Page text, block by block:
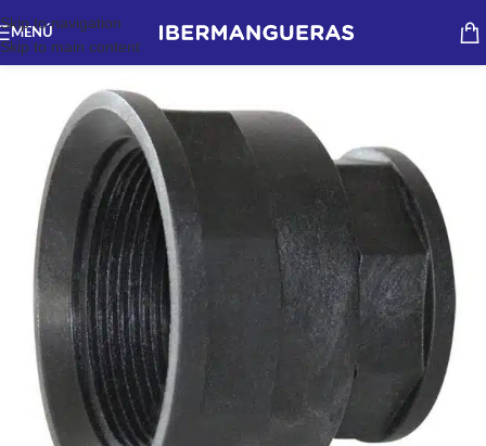
Skip to navigation
Skip to main content
MENÚ